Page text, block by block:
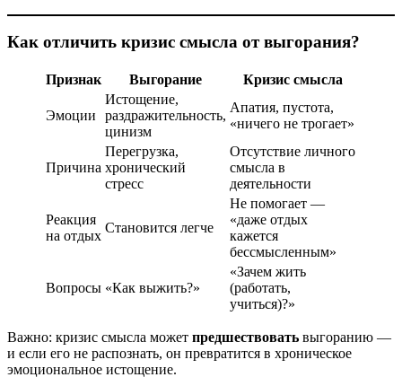
Как отличить кризис смысла от выгорания?
Признак Выгорание Кризис смысла
Эмоции
Истощение,
раздражительность,
цинизм
Апатия, пустота,
«ничего не трогает»
Причина
Перегрузка,
хронический
стресс
Отсутствие личного
смысла в
деятельности
Реакция
на отдых
Становится легче
Не помогает —
«даже отдых
кажется
бессмысленным»
Вопросы «Как выжить?»
«Зачем жить
(работать,
учиться)?»
Важно: кризис смысла может предшествовать выгоранию —
и если его не распознать, он превратится в хроническое
эмоциональное истощение.